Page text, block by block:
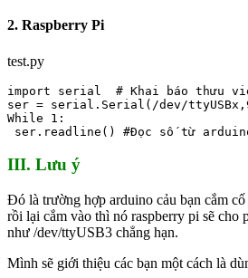
2. Raspberry Pi
test.py
import serial  # Khai báo thưu
ser = serial.Serial(/dev/
While 1:
ser.readline() #Đọc số từ
III. Lưu ý
Đó là trường hợp arduino cảu bạn cắm
rồi lại cắm vào thì nó raspberry pi sẽ cho
như /dev/ttyUSB3 chẳng hạn.
Mình sẽ giới thiệu các bạn một cách là